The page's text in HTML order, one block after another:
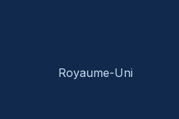
Royaume-Uni